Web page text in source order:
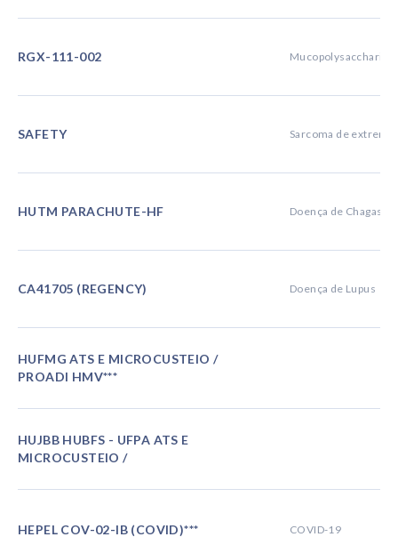
RGX-111-002
SAFETY Sarcoma de
HUTM PARACHUTE-HF Doença de
CA41705 (REGENCY) Doença de Lupus
HUFMG ATS E MICROCUSTEIO /
PROADI HMV***
HUJBB HUBFS - UFPA ATS E
MICROCUSTEIO /
HEPEL COV-02-IB (COVID)*** COVID-19